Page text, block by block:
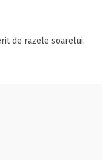
de razele soarelui.